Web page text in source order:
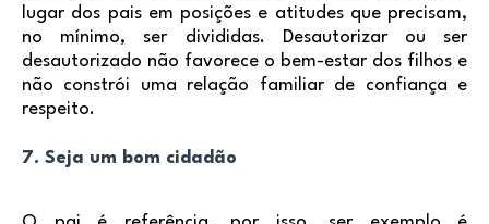
lugar dos pais em posições e atitudes que precisam,
no mínimo, ser divididas. Desautorizar ou ser
desautorizado não favorece o bem-estar dos filhos e
não constrói uma relação familiar de confiança e
respeito.
7. Seja um bom cidadão